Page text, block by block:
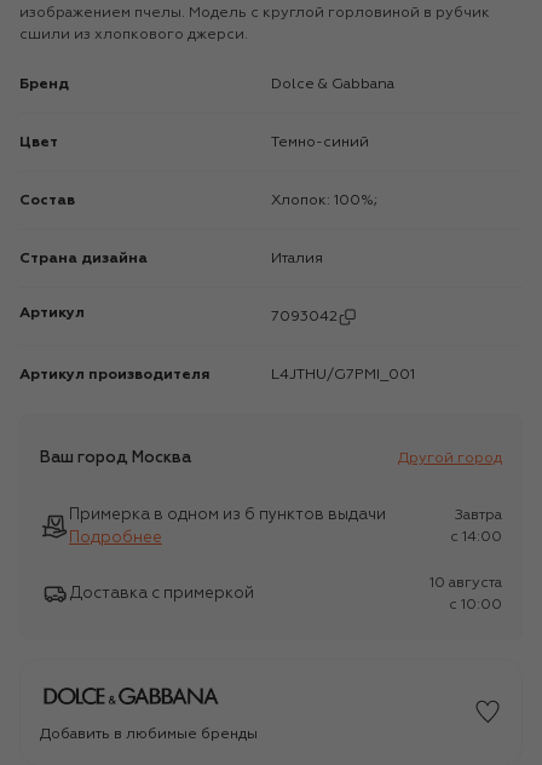
изображением пчелы. Модель с круглой горловиной в рубчик
сшили из хлопкового джерси.
Бренд Dolce & Gabbana
Цвет Темно-синий
Состав Хлопок: 100%;
Страна дизайна Италия
Артикул 7093042
Артикул производителя L4JTHU/G7PMI_001
Ваш город Москва Другой город
Примерка в одном из 6 пунктов выдачи
Подробнее
Завтра
c 14:00
Доставка с примеркой
10 августа
c 10:00
Добавить в любимые бренды